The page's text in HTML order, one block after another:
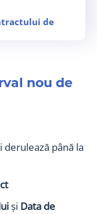
de
nou de
derulează până la
și Data de